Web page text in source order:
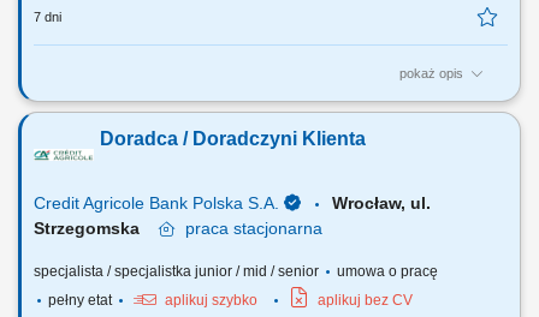
7 dni
pokaż opis
Jakie będą Twoje zadania: Pozyskiwanie nowych klientów w tym przez
długofalowych relacji opartych na zaufaniu. Identyfikacja potrzeb oraz
oczekiwań klientów i dopasowywanie produktów i usług finansowych.
Doradca / Doradczyni Klienta
Credit Agricole Bank Polska S.A.
Wrocław, ul.
Strzegomska
praca stacjonarna
specjalista / specjalistka junior / mid / senior
umowa o pracę
pełny etat
aplikuj szybko aplikuj bez CV